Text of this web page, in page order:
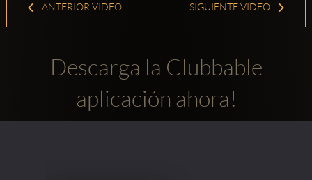
ANTERIOR VIDEO SIGUIENTE VIDEO
Descarga la Clubbable
aplicación ahora!